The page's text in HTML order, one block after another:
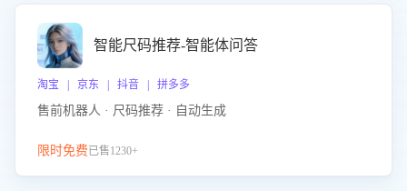
智能尺码推荐-智能体问答
淘宝 | 京东 | 抖音 | 拼多多
售前机器人 · 尺码推荐 · 自动生成
限时免费已售1230+